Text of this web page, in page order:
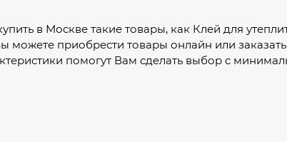
в Москве такие товары, как Клей для
можете приобрести товары онлайн или
помогут Вам сделать выбор с